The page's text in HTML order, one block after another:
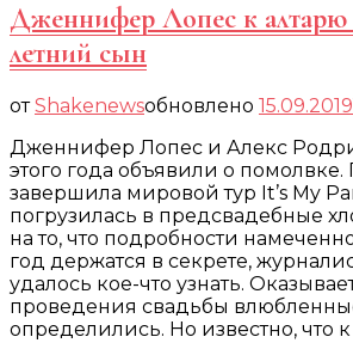
Дженнифер Лопес к алтарю
летний сын
отShakenewsобновлено 15.09.2019
Дженнифер Лопес и Алекс
этого года объявили о
завершила мировой тур It’s My
погрузилась в предсвадебные
на то, что подробности
год держатся в секрете,
удалось кое-что узнать.
проведения свадьбы
определились. Но известно, что